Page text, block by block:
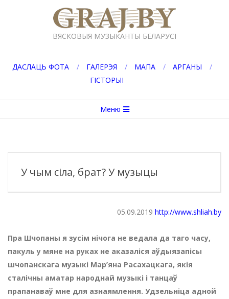
GRAJ.BY
ВЯСКОВЫЯ МУЗЫКАНТЫ БЕЛАРУСІ
ДАСЛАЦЬ ФОТА ГАЛЕРЭЯ МАПА
АРГАНЫ
ГІСТОРЫІ
меню
Меню
У чым сіла, брат? У музыцы
05.09.2019 http://www.shliah.by
Пра Шчопаны я зусім нічога не ведала да таго часу,
пакуль у мяне на руках не аказаліся аўдыязапісы
шчопанскага музыкі Мар’яна Расахацкага, якія
сталічны аматар народнай музыкі і танцаў
прапанаваў мне для азнаямлення. Удзельніца адной